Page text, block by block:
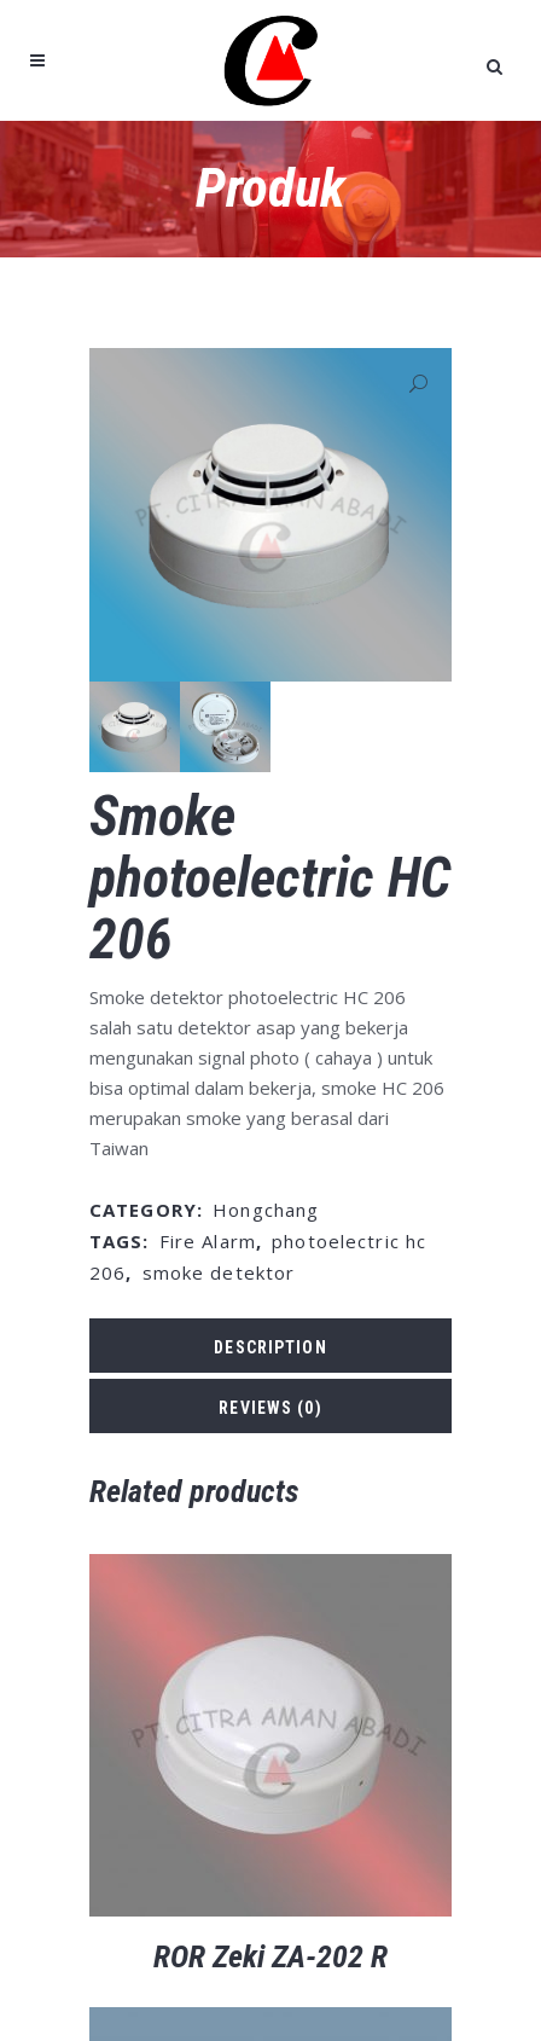
Produk
Smoke
photoelectric HC
206
Smoke detektor photoelectric HC 206
salah satu detektor asap yang bekerja
mengunakan signal photo ( cahaya ) untuk
bisa optimal dalam bekerja, smoke HC 206
merupakan smoke yang berasal dari
Taiwan
CATEGORY: Hongchang
TAGS: Fire Alarm, photoelectric hc
206, smoke detektor
DESCRIPTION
REVIEWS (0)
Related products
ROR Zeki ZA-202 R